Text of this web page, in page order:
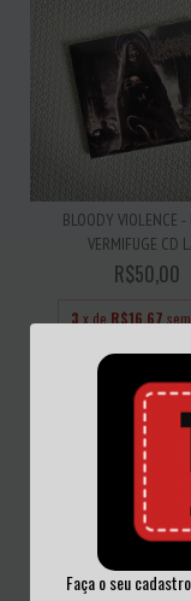
Faça o seu
BLOODY VIOLENCE -
VERMIFUGE CD
R$50,00
3 x de R$16,67